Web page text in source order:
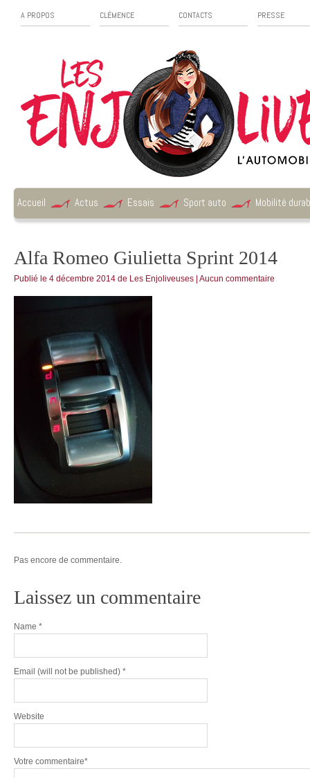
A PROPOS CLÉMENCE CONTACTS PRESSE
Accueil Actus Essais Sport auto Mobilité
Alfa Romeo Giulietta Sprint 2014
Publié le 4 décembre 2014 de Les Enjoliveuses Aucun commentaire
Pas encore de commentaire.
Laissez un commentaire
Name *
Email (will not be published) *
Website
Votre commentaire*